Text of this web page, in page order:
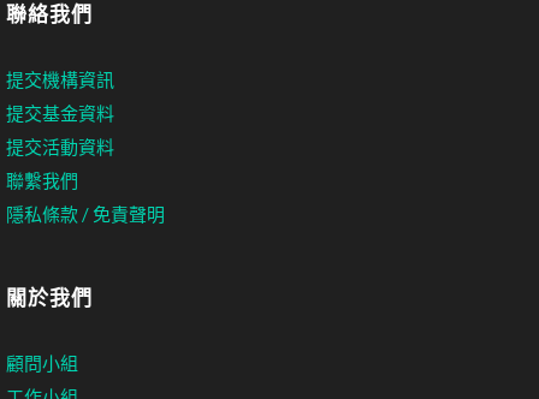
聯絡我們
提交機構資訊
提交基金資料
提交活動資料
聯繫我們
隱私條款 / 免責聲明
關於我們
顧問小組